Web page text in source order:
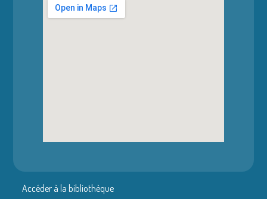
Accéder à la bibliothèque